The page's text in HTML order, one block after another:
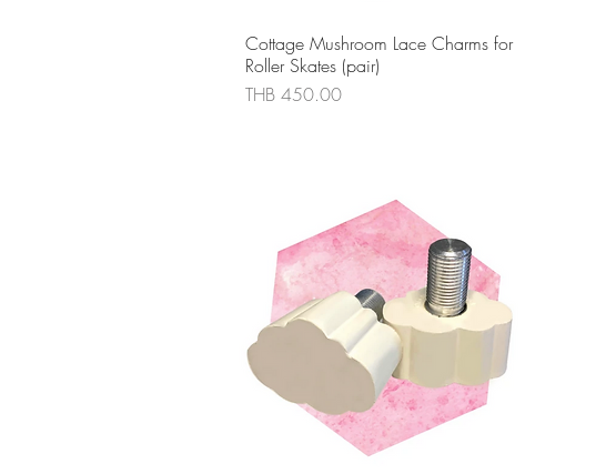
ดูข้อมูลด่วน
Cottage Mushroom Lace Charms for
Roller Skates (pair)
ราคา
THB 450.00